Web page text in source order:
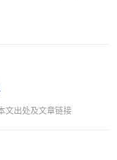
文出处及文章链接